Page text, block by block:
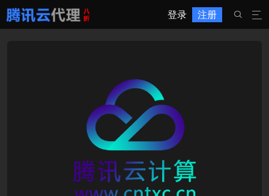
登录 注册 
